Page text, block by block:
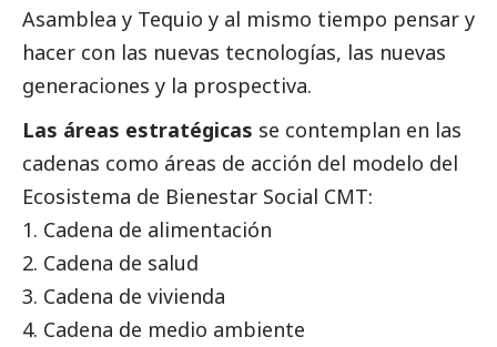
Asamblea y Tequio y al mismo tiempo pensar y
hacer con las nuevas tecnologías, las nuevas
generaciones y la prospectiva.
Las áreas estratégicas se contemplan en las
cadenas como áreas de acción del modelo del
Ecosistema de Bienestar Social CMT:
1. Cadena de alimentación
2. Cadena de salud
3. Cadena de vivienda
4. Cadena de medio ambiente